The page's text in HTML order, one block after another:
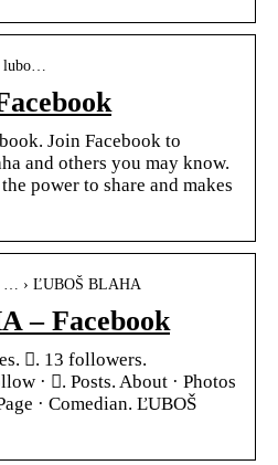
lubo…
Join Facebook to
and others you may know.
power to share and makes
… › ĽUBOŠ BLAHA
– Facebook
󱞋. 13 followers.
· 󰟝. Posts. About · Photos
· Comedian. ĽUBOŠ